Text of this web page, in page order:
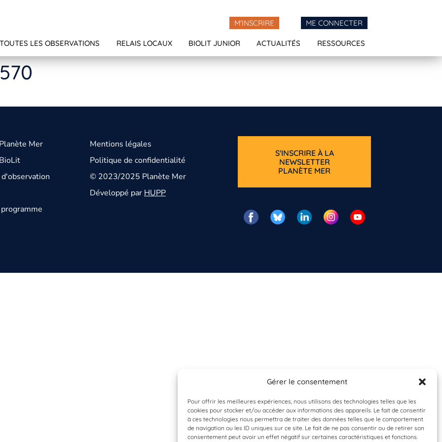
Gérer le consentement
Pour offrir les meilleures expériences, nous utilisons des technologies telles que les
cookies pour stocker et/ou accéder aux informations des appareils. Le fait de consentir
à ces technologies nous permettra de traiter des données telles que le comportement
de navigation ou les ID uniques sur ce site. Le fait de ne pas consentir ou de retirer son
consentement peut avoir un effet négatif sur certaines caractéristiques et fonctions.
M'INSCRIRE ME CONNECTER
TOUTES LES OBSERVATIONS RELAIS LOCAUX BIOLIT JUNIOR ACTUALITÉS RESSOURCES
Mer
Mentions légales
Politique de confidentialité
© 2023/2025 Planète Mer
Développé parHUPP
S'INSCRIRE À LA
NEWSLETTER
PLANÈTE MER